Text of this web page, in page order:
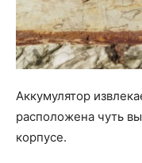
Аккумулятор
расположена чуть
корпусе.